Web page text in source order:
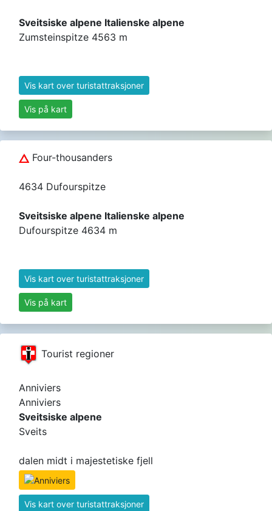
Sveitsiske alpene Italienske alpene
Zumsteinspitze 4563 m
Vis kart over turistattraksjoner
Vis på kart
Four-thousanders
4634 Dufourspitze
Sveitsiske alpene Italienske alpene
Dufourspitze 4634 m
Vis kart over turistattraksjoner
Vis på kart
Tourist regioner
Anniviers
Anniviers
Sveitsiske alpene
Sveits
dalen midt i majestetiske fjell
Vis kart over turistattraksjoner